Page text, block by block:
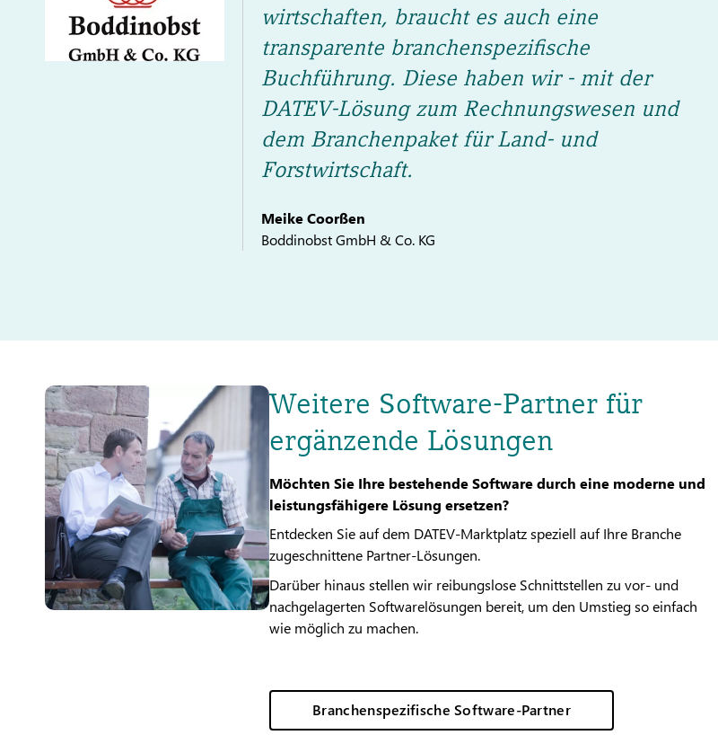
wirtschaften, braucht es auch eine
transparente branchenspezifische
Buchführung. Diese haben wir - mit der
DATEV-Lösung zum Rechnungswesen und
dem Branchenpaket für Land- und
Forstwirtschaft.
Meike Coorßen
Boddinobst GmbH & Co. KG
Weitere Software-Partner für
ergänzende Lösungen
Möchten Sie Ihre bestehende Software durch eine moderne und
leistungsfähigere Lösung ersetzen?
Entdecken Sie auf dem DATEV-Marktplatz speziell auf Ihre Branche
zugeschnittene Partner-Lösungen.
Darüber hinaus stellen wir reibungslose Schnittstellen zu vor- und
nachgelagerten Softwarelösungen bereit, um den Umstieg so einfach
wie möglich zu machen.
Branchenspezifische Software-Partner